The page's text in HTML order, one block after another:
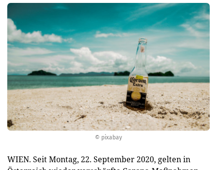
© pixabay
WIEN. Seit Montag, 22. September 2020, gelten in